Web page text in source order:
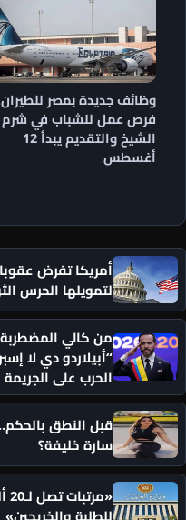
وظائف جديدة بمصر
فرص عمل للشباب في شرم
الشيخ والتقديم يبدأ 12
أغسطس
أمريكا تفرض
لتمويلها الحرس
من كالي
“أبيلاردو دي لا
الحرب على الجريمة
قبل النطق
سارة خليفة؟
للطلبة والخريجين»